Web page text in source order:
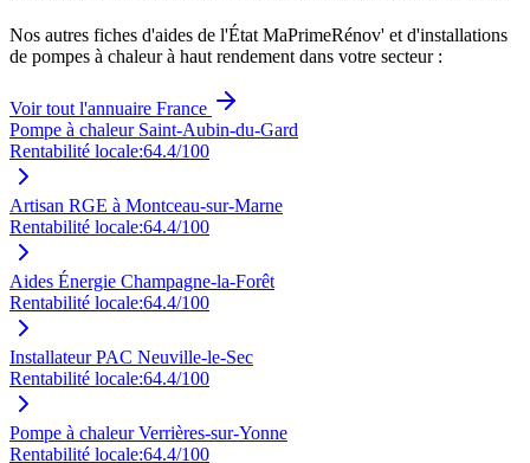
Nos autres fiches d'aides de l'État MaPrimeRénov' et d'installations
de pompes à chaleur à haut rendement dans votre secteur :
Voir tout l'annuaire France
Pompe à chaleur Saint-Aubin-du-Gard
Rentabilité locale:64.4/100
Artisan RGE à Montceau-sur-Marne
Rentabilité locale:64.4/100
Aides Énergie Champagne-la-Forêt
Rentabilité locale:64.4/100
Installateur PAC Neuville-le-Sec
Rentabilité locale:64.4/100
Pompe à chaleur Verrières-sur-Yonne
Rentabilité locale:64.4/100